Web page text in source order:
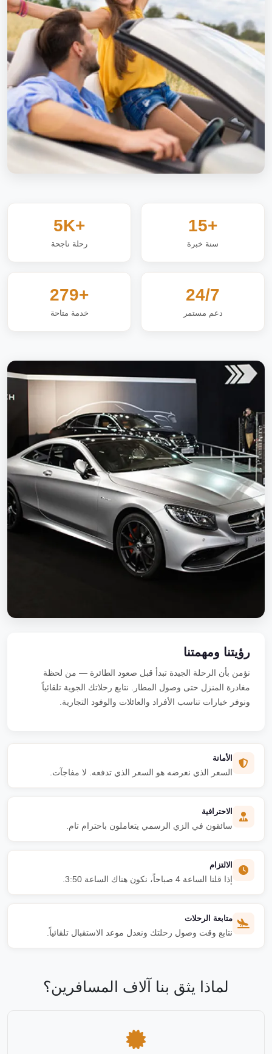
+15
سنة خبرة
+5K
رحلة ناجحة
24/7
دعم مستمر
+279
خدمة متاحة
رؤيتنا ومهمتنا
نؤمن بأن الرحلة الجيدة تبدأ قبل صعود الطائرة — من لحظة
مغادرة المنزل حتى وصول المطار. نتابع رحلاتك الجوية تلقائياً
ونوفر خيارات تناسب الأفراد والعائلات والوفود التجارية.
الأمانة
السعر الذي نعرضه هو السعر الذي تدفعه. لا مفاجآت.
الاحترافية
سائقون في الزي الرسمي يتعاملون باحترام تام.
الالتزام
إذا قلنا الساعة 4 صباحاً، نكون هناك الساعة 3:50.
متابعة الرحلات
نتابع وقت وصول رحلتك ونعدل موعد الاستقبال تلقائياً.
لماذا يثق بنا آلاف المسافرين؟